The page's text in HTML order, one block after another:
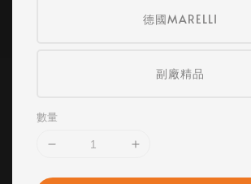
德國MARELLI
副廠精品
數量